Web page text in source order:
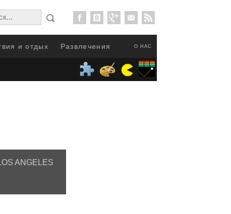
О НАС
и отдых Развлечения
ANGELES